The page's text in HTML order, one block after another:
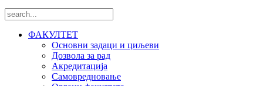
ФАКУЛТЕТ
Основни задаци и циљеви
Дозвола за рад
Акредитација
Самовредновање